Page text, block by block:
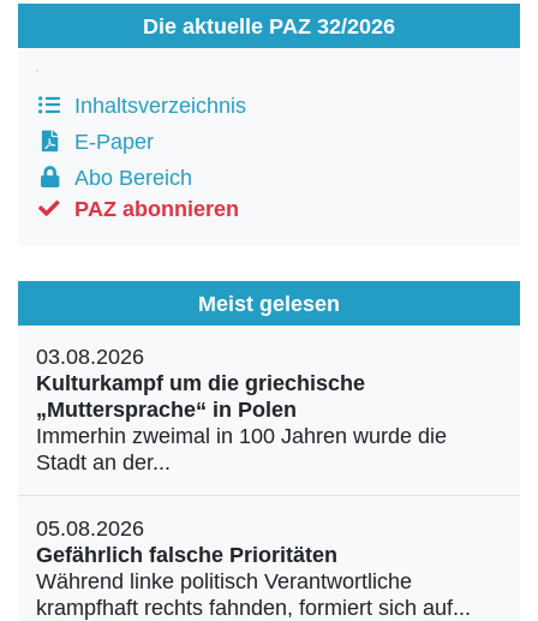
Die aktuelle PAZ 32/2026
Inhaltsverzeichnis
E-Paper
Abo Bereich
PAZ abonnieren
Meist gelesen
03.08.2026
Kulturkampf um die griechische
„Muttersprache“ in Polen
Immerhin zweimal in 100 Jahren wurde die
Stadt an der...
05.08.2026
Gefährlich falsche Prioritäten
Während linke politisch Verantwortliche
krampfhaft rechts fahnden, formiert sich auf...